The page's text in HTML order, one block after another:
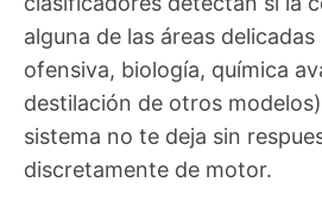
alguna de las áreas
ofensiva, biología, química
destilación de otros
sistema no te deja sin
discretamente de motor.